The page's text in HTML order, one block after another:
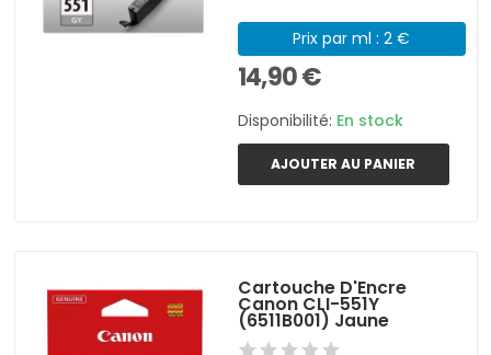
Prix par ml : 2 €
14,90 €
Disponibilité: En stock
AJOUTER AU PANIER
Cartouche D'Encre
Canon CLI-551Y
(6511B001) Jaune